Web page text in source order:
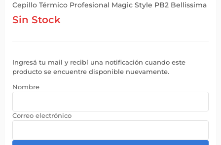
Cepillo Térmico Profesional Magic Style PB2 Bellissima
Sin Stock
Ingresá tu mail y recibí una notificación cuando este
producto se encuentre disponible nuevamente.